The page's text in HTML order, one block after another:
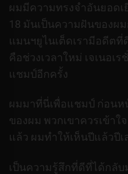
ผมมีความทรงจำอันยอด
18 มันเป็นความฝันของผ
แมนฯยูไนเต็ดเรามีอดีต
คือช่วงเวลาใหม่ เจเนอเ
แชมป์อีกครั้ง
ผมมาที่นี่เพื่อแชมป์ ก่อนห
ของผม พวกเขาควรเข้าใ
แล้ว ผมทำให้เห็นปีแล้วปี
เป็นความรู้สึกที่ดีที่ได้กลั